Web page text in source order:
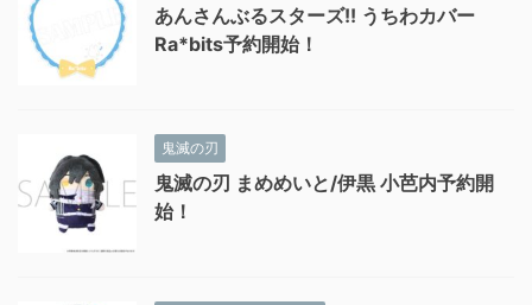
あんさんぶるスターズ!! うちわカバー
Ra*bits予約開始！
鬼滅の刃
鬼滅の刃 まめめいと/伊黒 小芭内予約開
始！